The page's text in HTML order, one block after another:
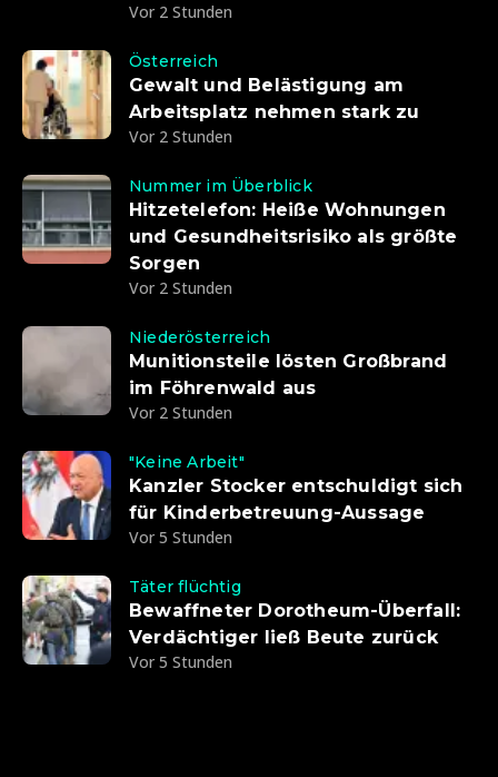
Vor 2 Stunden
Österreich
Gewalt und Belästigung am
Arbeitsplatz nehmen stark zu
Vor 2 Stunden
Nummer im Überblick
Hitzetelefon: Heiße Wohnungen
und Gesundheitsrisiko als größte
Sorgen
Vor 2 Stunden
Niederösterreich
Munitionsteile lösten Großbrand
im Föhrenwald aus
Vor 2 Stunden
"Keine Arbeit"
Kanzler Stocker entschuldigt sich
für Kinderbetreuung-Aussage
Vor 5 Stunden
Täter flüchtig
Bewaffneter Dorotheum-Überfall:
Verdächtiger ließ Beute zurück
Vor 5 Stunden